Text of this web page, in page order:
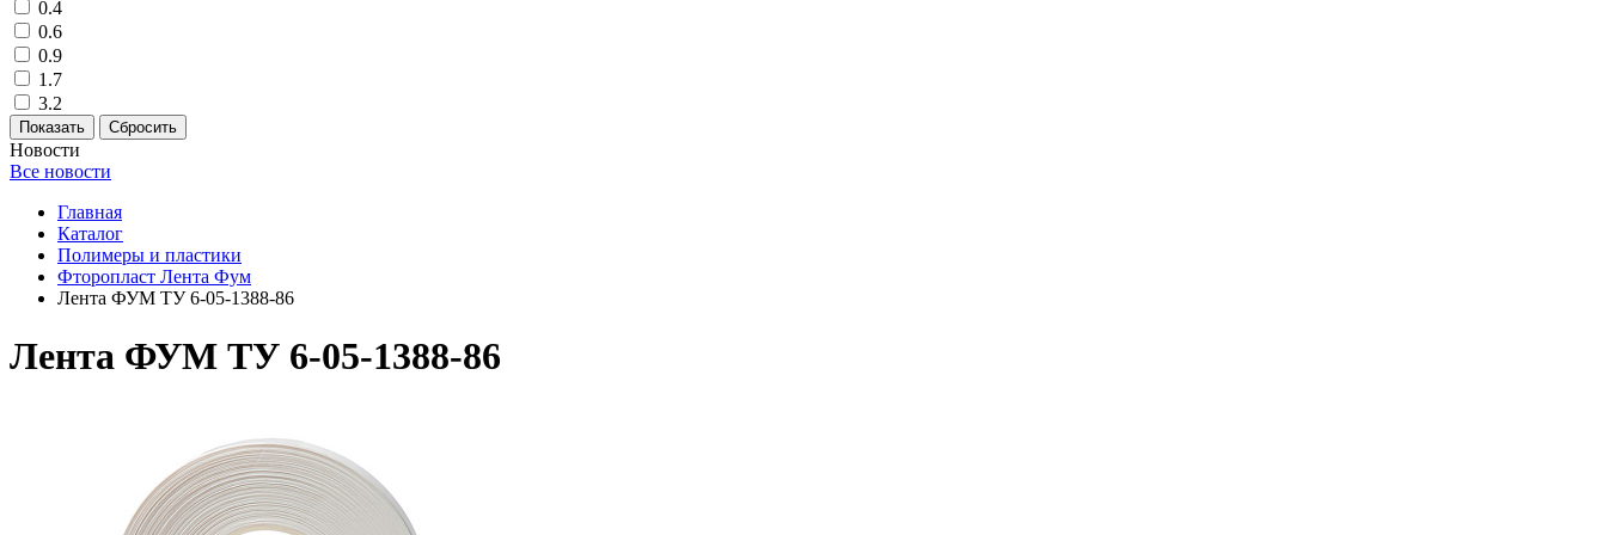
0.4
0.6
0.9
1.7
3.2
Новости
Все новости
Главная
Каталог
Полимеры и пластики
Фторопласт Лента Фум
Лента ФУМ ТУ 6-05-1388-86
Лента ФУМ ТУ 6-05-1388-86